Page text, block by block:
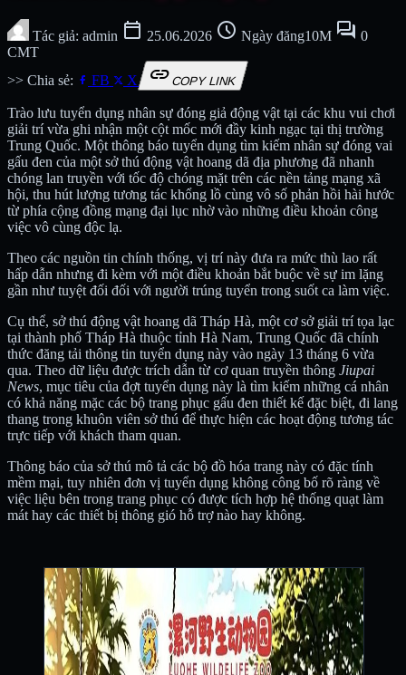
Tác giả: admin calendar_today 25.06.2026 schedule Ngày đăng10M forum 0
CMT
>> Chia sẻ:
FB X linkCOPY LINK
Trào lưu tuyển dụng nhân sự đóng giả động vật tại các khu vui chơi
giải trí vừa ghi nhận một cột mốc mới đầy kinh ngạc tại thị trường
Trung Quốc. Một thông báo tuyển dụng tìm kiếm nhân sự đóng vai
gấu đen của một sở thú động vật hoang dã địa phương đã nhanh
chóng lan truyền với tốc độ chóng mặt trên các nền tảng mạng xã
hội, thu hút lượng tương tác khổng lồ cùng vô số phản hồi hài hước
từ phía cộng đồng mạng đại lục nhờ vào những điều khoản công
việc vô cùng độc lạ.
Theo các nguồn tin chính thống, vị trí này đưa ra mức thù lao rất
hấp dẫn nhưng đi kèm với một điều khoản bắt buộc về sự im lặng
gần như tuyệt đối đối với người trúng tuyển trong suốt ca làm việc.
Cụ thể, sở thú động vật hoang dã Tháp Hà, một cơ sở giải trí tọa lạc
tại thành phố Tháp Hà thuộc tỉnh Hà Nam, Trung Quốc đã chính
thức đăng tải thông tin tuyển dụng này vào ngày 13 tháng 6 vừa
qua. Theo dữ liệu được trích dẫn từ cơ quan truyền thông Jiupai
News, mục tiêu của đợt tuyển dụng này là tìm kiếm những cá nhân
có khả năng mặc các bộ trang phục gấu đen thiết kế đặc biệt, đi lang
thang trong khuôn viên sở thú để thực hiện các hoạt động tương tác
trực tiếp với khách tham quan.
Thông báo của sở thú mô tả các bộ đồ hóa trang này có đặc tính
mềm mại, tuy nhiên đơn vị tuyển dụng không công bố rõ ràng về
việc liệu bên trong trang phục có được tích hợp hệ thống quạt làm
mát hay các thiết bị thông gió hỗ trợ nào hay không.